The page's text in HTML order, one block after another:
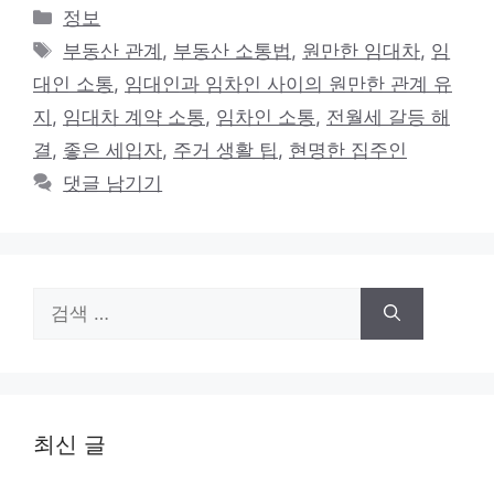
카
테
고
리
정보
태
그
부동산 관계 , 부동산 소통법 , 원만한 임대차, 임
대인 소통, 임대인과 임차인 사이의 원만한 관계 유
지 , 임대차 계약 소통, 임차인 소통, 전월세 갈등 해
결 , 좋은 세입자, 주거 생활 팁 , 현명한 집주인
댓글 남기기
색:
최신 글